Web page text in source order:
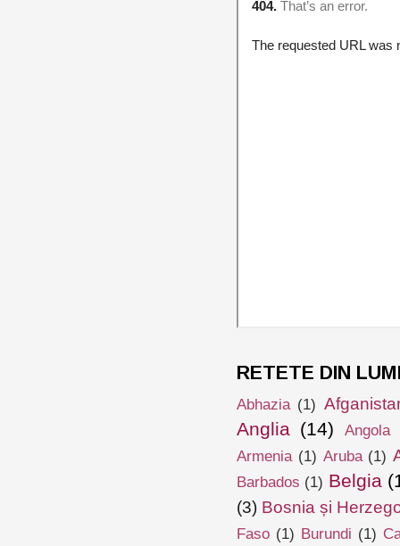
RETETE DIN
Abhazia (1)
Anglia (14) Angola
Armenia (1) Aruba (1)
Barbados (1) Belgia
(3) Bosnia și
Faso (1) Burundi (1)